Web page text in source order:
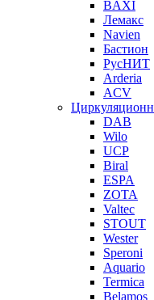
BAXI
Лемакс
Navien
Бастион
РусНИТ
Arderia
ACV
DAB
Wilo
UCP
Biral
ESPA
ZOTA
Valtec
STOUT
Wester
Speroni
Aquario
Termica
Belamos